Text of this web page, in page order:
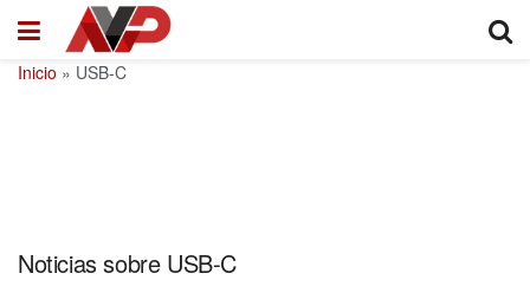
Inicio » USB-C
Noticias sobre USB-C